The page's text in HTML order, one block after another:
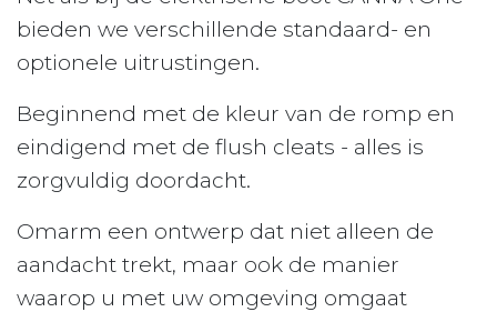
bieden we verschillende standaard- en
optionele uitrustingen.
Beginnend met de kleur van de romp en
eindigend met de flush cleats - alles is
zorgvuldig doordacht.
Omarm een ontwerp dat niet alleen de
aandacht trekt, maar ook de manier
waarop u met uw omgeving omgaat